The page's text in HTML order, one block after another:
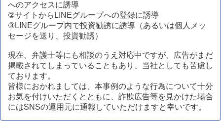
へのアクセスに誘導
②サイトからLINEグループへの登録に誘導
③LINEグループ内で投資勧誘に誘導（あるいは個人メッ
セージを送り、投資勧誘）
現在、弁護士等にも相談のうえ対応中ですが、広告がまだ
掲載されてしまっていることもあり、当社としても苦慮し
ております。
皆様におかれましては、本事例のような行為について十分
お気を付けいただくとともに、詐欺広告等を見かけた場合
にはSNSの運用元に通報していただけますと幸いです。